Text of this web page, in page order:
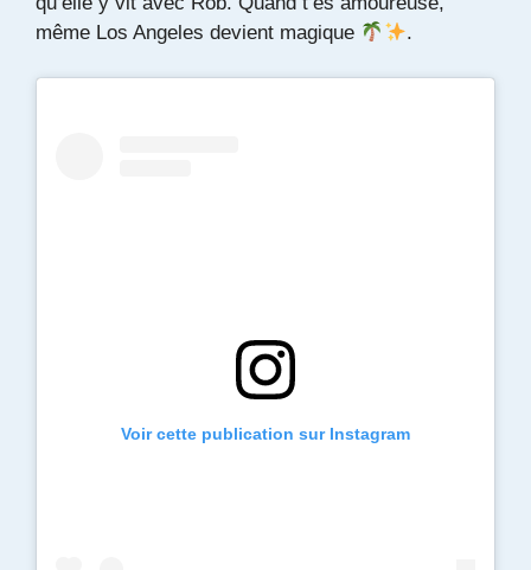
même Los Angeles devient magique
.
Voir cette publication sur Instagram